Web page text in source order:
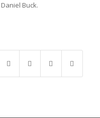
Buck.